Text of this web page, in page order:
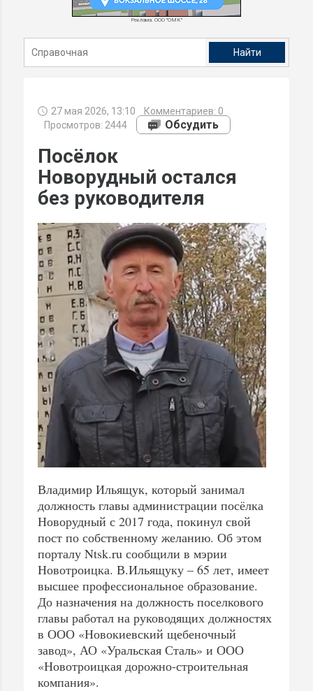
Реклама. ООО "ОМК"
27 мая 2026, 13:10 Комментариев: 0
Просмотров: 2444
Обсудить
Посёлок
Новорудный остался
без руководителя
Владимир Ильящук, который занимал
должность главы администрации посёлка
Новорудный с 2017 года, покинул свой
пост по собственному желанию. Об этом
порталу Ntsk.ru сообщили в мэрии
Новотроицка. В.Ильящуку – 65 лет, имеет
высшее профессиональное образование.
До назначения на должность поселкового
главы работал на руководящих должностях
в ООО «Новокиевский щебеночный
завод», АО «Уральская Сталь» и ООО
«Новотроицкая дорожно-строительная
компания».